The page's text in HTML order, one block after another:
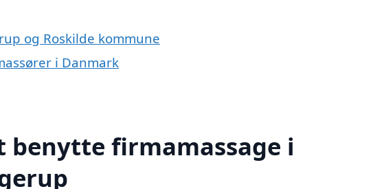
og Roskilde kommune
i Danmark
benytte firmamassage i